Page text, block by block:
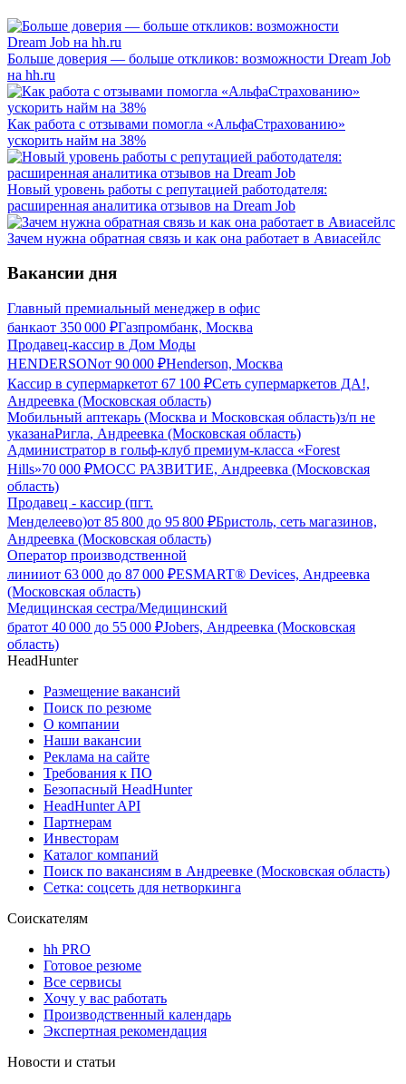
Больше доверия — больше откликов: возможности Dream Job
на hh.ru
Как работа с отзывами помогла «АльфаСтрахованию»
ускорить найм на 38%
Новый уровень работы с репутацией работодателя:
расширенная аналитика отзывов на Dream Job
Зачем нужна обратная связь и как она работает в Авиасейлс
Вакансии дня
Главный премиальный менеджер в офис
банкаот 350 000 ₽Газпромбанк, Москва
Продавец-кассир в Дом Моды
HENDERSONот 90 000 ₽Henderson, Москва
Кассир в супермаркетот 67 100 ₽Сеть супермаркетов ДА!,
Андреевка (Московская область)
Мобильный аптекарь (Москва и Московская область)з/п не
указанаРигла, Андреевка (Московская область)
Администратор в гольф-клуб премиум-класса «Forest
Hills»70 000 ₽МОСС РАЗВИТИЕ, Андреевка (Московская
область)
Продавец - кассир (пгт.
Менделеево)от 85 800 до 95 800 ₽Бристоль, сеть магазинов,
Андреевка (Московская область)
Оператор производственной
линииот 63 000 до 87 000 ₽ESMART® Devices, Андреевка
(Московская область)
Медицинская сестра/Медицинский
братот 40 000 до 55 000 ₽Jobers, Андреевка (Московская
область)
HeadHunter
Размещение вакансий
Поиск по резюме
О компании
Наши вакансии
Реклама на сайте
Требования к ПО
Безопасный HeadHunter
HeadHunter API
Партнерам
Инвесторам
Каталог компаний
Поиск по вакансиям в Андреевке (Московская область)
Сетка: соцсеть для нетворкинга
Соискателям
hh PRO
Готовое резюме
Все сервисы
Хочу у вас работать
Производственный календарь
Экспертная рекомендация
Новости и статьи